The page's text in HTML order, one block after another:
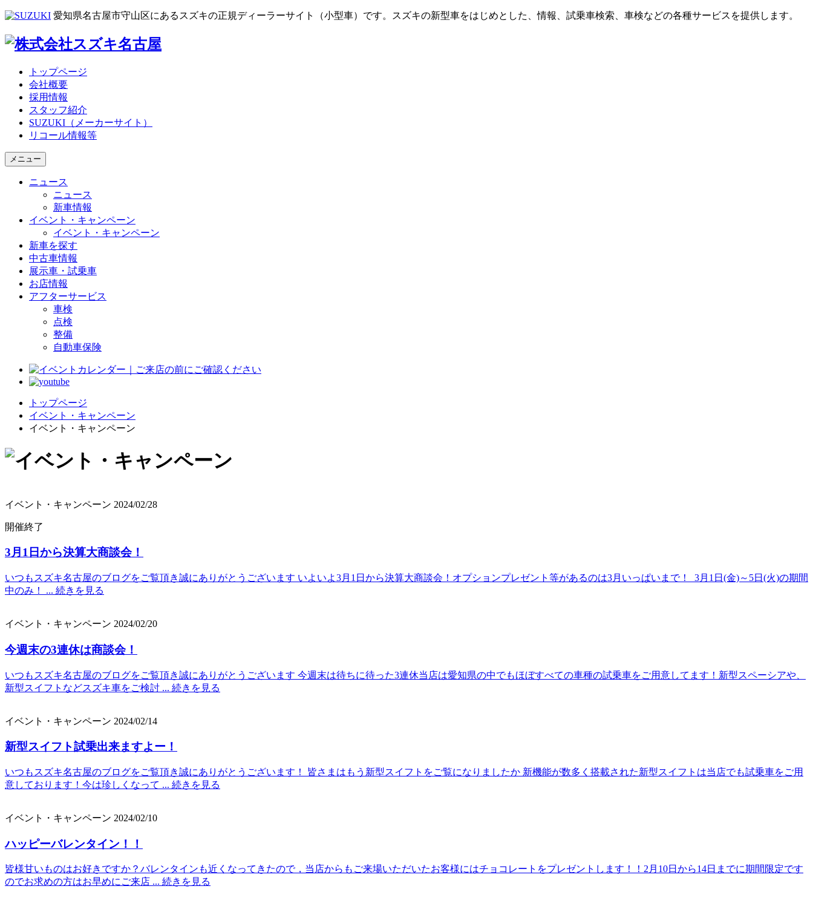
愛知県名古屋市守山区にあるスズキの正規ディーラーサイト（小型車）です。 スズキの新型車をはじめとした、情報、試乗車検索、車検などの各種サービスを提供します。
トップページ
会社概要
採用情報
スタッフ紹介
SUZUKI（メーカーサイト）
リコール情報等
メニュー
ニュース
ニュース
新車情報
イベント・キャンペーン
イベント・キャンペーン
新車を探す
中古車情報
展示車・試乗車
お店情報
アフターサービス
車検
点検
整備
自動車保険
トップページ
イベント・キャンペーン
イベント・キャンペーン
イベント・キャンペーン 2024/02/28
開催終了
3月1日から決算大商談会！
いつもスズキ名古屋のブログをご覧頂き誠にありがとうございます いよいよ3月1日から決算大商談会！オプションプレゼント等があるのは3月いっぱいまで！ 3月1日(金)～5日(火)の期間
中のみ！ ... 続きを見る
イベント・キャンペーン 2024/02/20
今週末の3連休は商談会！
いつもスズキ名古屋のブログをご覧頂き誠にありがとうございます 今週末は待ちに待った3連休当店は愛知県の中でもほぼすべての車種の試乗車をご用意してます！新型スペーシアや、
新型スイフトなどスズキ車をご検討 ... 続きを見る
イベント・キャンペーン 2024/02/14
新型スイフト試乗出来ますよー！
いつもスズキ名古屋のブログをご覧頂き誠にありがとうございます！ 皆さまはもう新型スイフトをご覧になりましたか 新機能が数多く搭載された新型スイフトは当店でも試乗車をご用
意しております！今は珍しくなって ... 続きを見る
イベント・キャンペーン 2024/02/10
ハッピーバレンタイン！！
皆様甘いものはお好きですか？バレンタインも近くなってきたので，当店からもご来場いただいたお客様にはチョコレートをプレゼントします！！2月10日から14日までに期間限定です
のでお求めの方はお早めにご来店 ... 続きを見る